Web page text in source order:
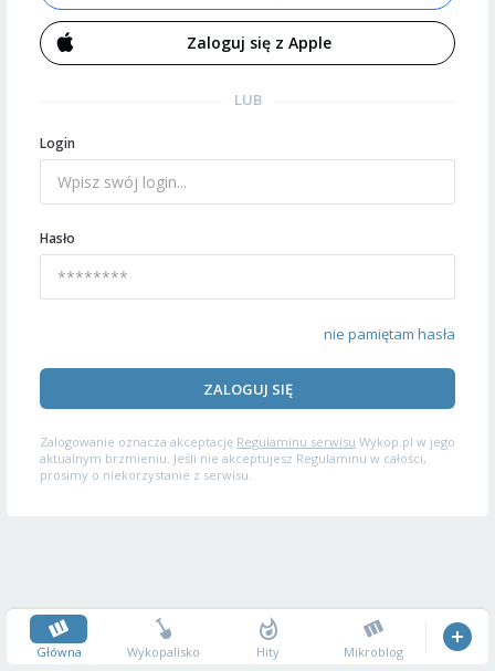
Zaloguj się z Apple
LUB
Login
Hasło
nie pamiętam hasła
ZALOGUJ SIĘ
Zalogowanie oznacza akceptację Regulaminu serwisu Wykop.pl w jego
aktualnym brzmieniu. Jeśli nie akceptujesz Regulaminu w całości,
prosimy o niekorzystanie z serwisu.
Główna Wykopalisko Hity Mikroblog